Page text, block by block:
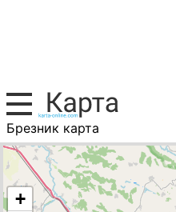
Брезник карта
Болгария, список городов
+